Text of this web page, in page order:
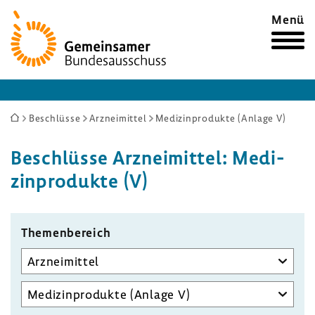
Zur
Startseite
Menü
Sie
hier:
Beschlüsse Arzneimittel Medizinprodukte (Anlage V)
Beschlüsse Arznei­mittel: Medi­
zin­pro­dukte (V)
Themen­be­reich
Unterausschuss
auswählen
Aufgabenbereich
des